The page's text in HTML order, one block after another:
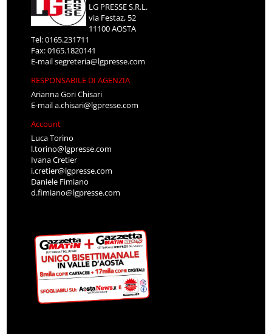
LG PRESSE S.R.L.
via Festaz, 52
11100 AOSTA
Tel: 0165.231711
Fax: 0165.1820141
E-mailsegreteria@lgpresse.com
RESPONSABILE DI AGENZIA
Arianna Gori Chisari
E-maila.chisari@lgpresse.com
Account
Luca Torino
l.torino@lgpresse.com
Ivana Cretier
i.cretier@lgpresse.com
Daniele Fimiano
d.fimiano@lgpresse.com